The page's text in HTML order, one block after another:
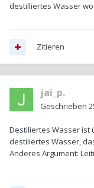
destilliertes Wasser
Zitieren
jai_p.
Geschrieben
Destiliertes Wasser ist
destiliertes Wasser,
Anderes Argument: